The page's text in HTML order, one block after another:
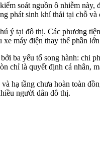
soát nguồn ô nhiễm
phát sinh khí thải tại chỗ
ý tại đô thị. Các phương
máy điện thay thế phần
ba yếu tố song hành: chi
chỉ là quyết định cá nhân,
hạ tầng chưa hoàn toàn
người dân đô thị.